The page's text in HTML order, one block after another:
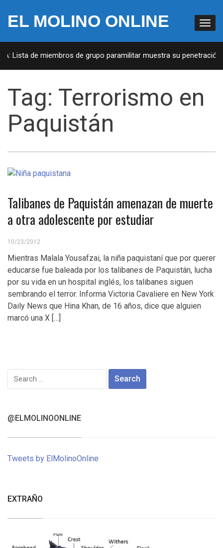
EL MOLINO ONLINE
Lista de miembros de grupo paramilitar muestra su penetración
Tag: Terrorismo en
Paquistán
Talibanes de Paquistán amenazan de muerte
a otra adolescente por estudiar
10/23/2012
Mientras Malala Yousafzai, la niña paquistaní que por querer
educarse fue baleada por los talibanes de Paquistán, lucha
por su vida en un hospital inglés, los talibanes siguen
sembrando el terror. Informa Victoria Cavaliere en New York
Daily News que Hina Khan, de 16 años, dice que alguien
marcó una X […]
Search
@ELMOLINOONLINE
Tweets by ElMolinoOnline
EXTRAÑO